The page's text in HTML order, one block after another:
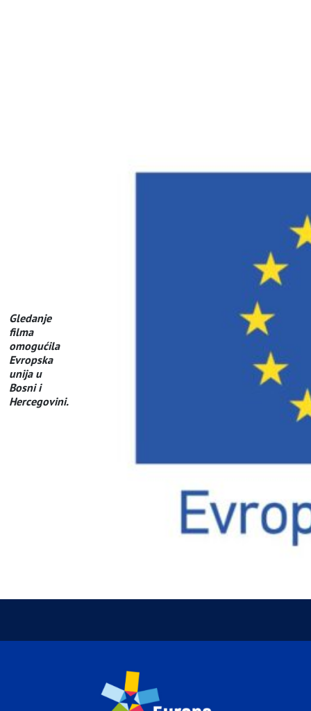
Gledanje
filma
omogućila
Evropska
unija u
Bosni i
Hercegovini.